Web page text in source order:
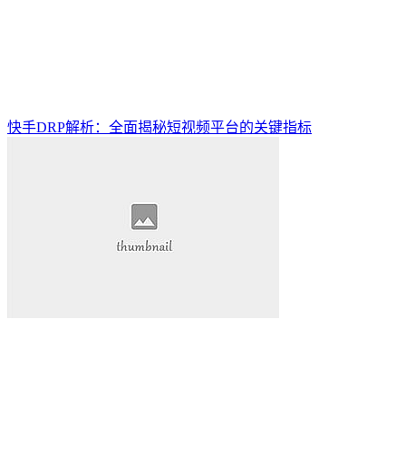
快手DRP解析：全面揭秘短视频平台的关键指标